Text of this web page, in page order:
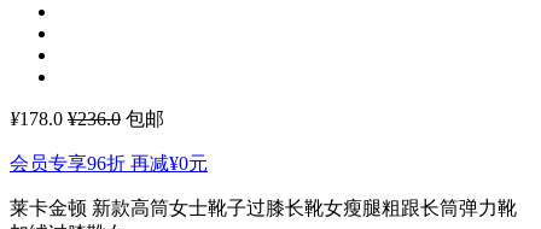
¥178.0 ¥236.0 包邮
会员专享96折 再减¥0元
莱卡金顿 新款高筒女士靴子过膝长靴女瘦腿粗跟长筒弹力靴